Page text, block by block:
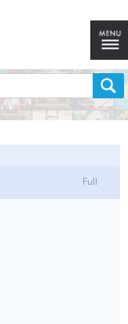
Full